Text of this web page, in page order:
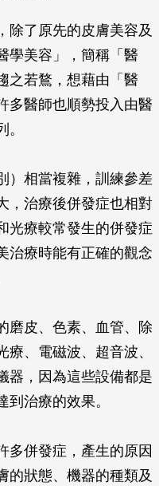
除了原先的皮膚美容及
學美容」，簡稱「醫
之若鶩，想藉由「醫
多醫師也順勢投入由醫
）相當複雜，訓練參差
，治療後併發症也相對
光療較常發生的併發症
治療時能有正確的觀念
磨皮、色素、血管、除
、電磁波、超音波、
器，因為這些設備都是
治療的效果。
多併發症，產生的原因
的狀態、機器的種類及